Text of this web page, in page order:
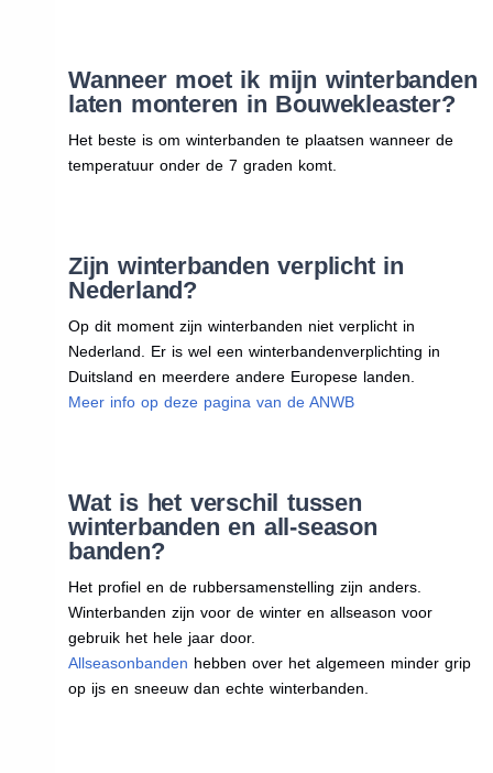
Wanneer moet ik mijn winterbanden
laten monteren in Bouwekleaster?
Het beste is om winterbanden te plaatsen wanneer de
temperatuur onder de 7 graden komt.
Zijn winterbanden verplicht in
Nederland?
Op dit moment zijn winterbanden niet verplicht in
Nederland. Er is wel een winterbandenverplichting in
Duitsland en meerdere andere Europese landen.
Meer info op deze pagina van de ANWB
Wat is het verschil tussen
winterbanden en all-season
banden?
Het profiel en de rubbersamenstelling zijn anders.
Winterbanden zijn voor de winter en allseason voor
gebruik het hele jaar door.
Allseasonbanden hebben over het algemeen minder grip
op ijs en sneeuw dan echte winterbanden.